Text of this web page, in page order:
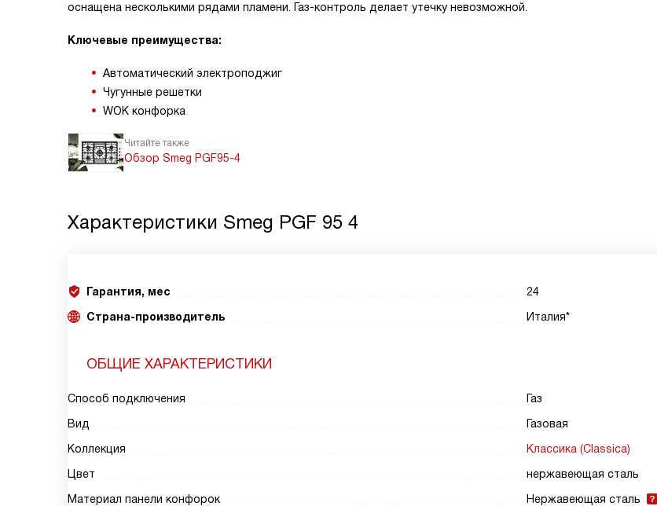
оснащена несколькими рядами пламени. Газ-контроль делает утечку невозможной.
Ключевые преимущества:
Автоматический электроподжиг
Чугунные решетки
WOK конфорка
Читайте также
Обзор Smeg PGF95-4
Характеристики Smeg PGF 95 4
Гарантия, мес
24
Страна-производитель
Италия*
ОБЩИЕ ХАРАКТЕРИСТИКИ
Способ подключения
Газ
Вид
Газовая
Коллекция
Классика (Classica)
Цвет
нержавеющая сталь
Материал панели конфорок
Нержавеющая сталь